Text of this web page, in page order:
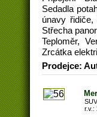
Sedadla
únavy
Střecha
Teploměr,
Zrcátka
Prodejce:
r.v.: